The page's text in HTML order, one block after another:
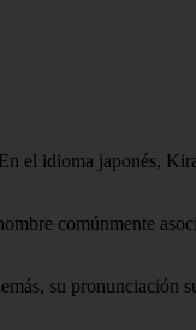
el idioma japonés,
comúnmente
su